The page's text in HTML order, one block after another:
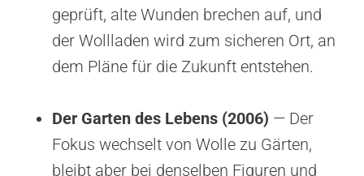
geprüft, alte Wunden brechen auf, und
der Wollladen wird zum sicheren Ort, an
dem Pläne für die Zukunft entstehen.
Der Garten des Lebens (2006) — Der
Fokus wechselt von Wolle zu Gärten,
bleibt aber bei denselben Figuren und